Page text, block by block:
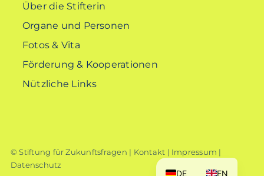
Über die Stifterin
Organe und Personen
Fotos & Vita
Förderung & Kooperationen
Nützliche Links
© Stiftung für Zukunftsfragen | Kontakt | Impressum |
Datenschutz
DE EN